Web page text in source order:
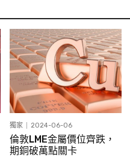
獨家 2024-06-06
倫敦LME金屬價位齊跌，
期銅破萬點關卡